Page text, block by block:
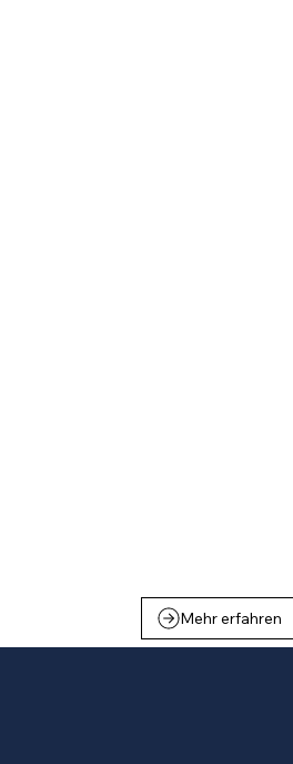
Mehr erfahren